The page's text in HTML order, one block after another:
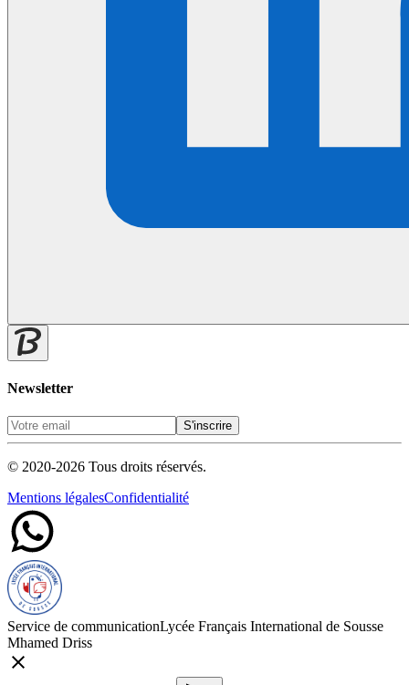
Newsletter
S'inscrire
© 2020-2026 Tous droits réservés.
Mentions légalesConfidentialité
Service de communicationLycée Français International de Sousse
Mhamed Driss